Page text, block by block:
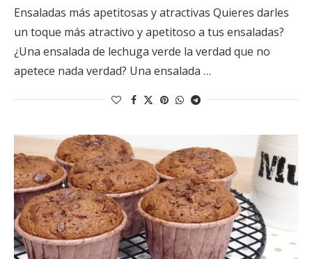
Ensaladas más apetitosas y atractivas Quieres darles
un toque más atractivo y apetitoso a tus ensaladas?
¿Una ensalada de lechuga verde la verdad que no
apetece nada verdad? Una ensalada …